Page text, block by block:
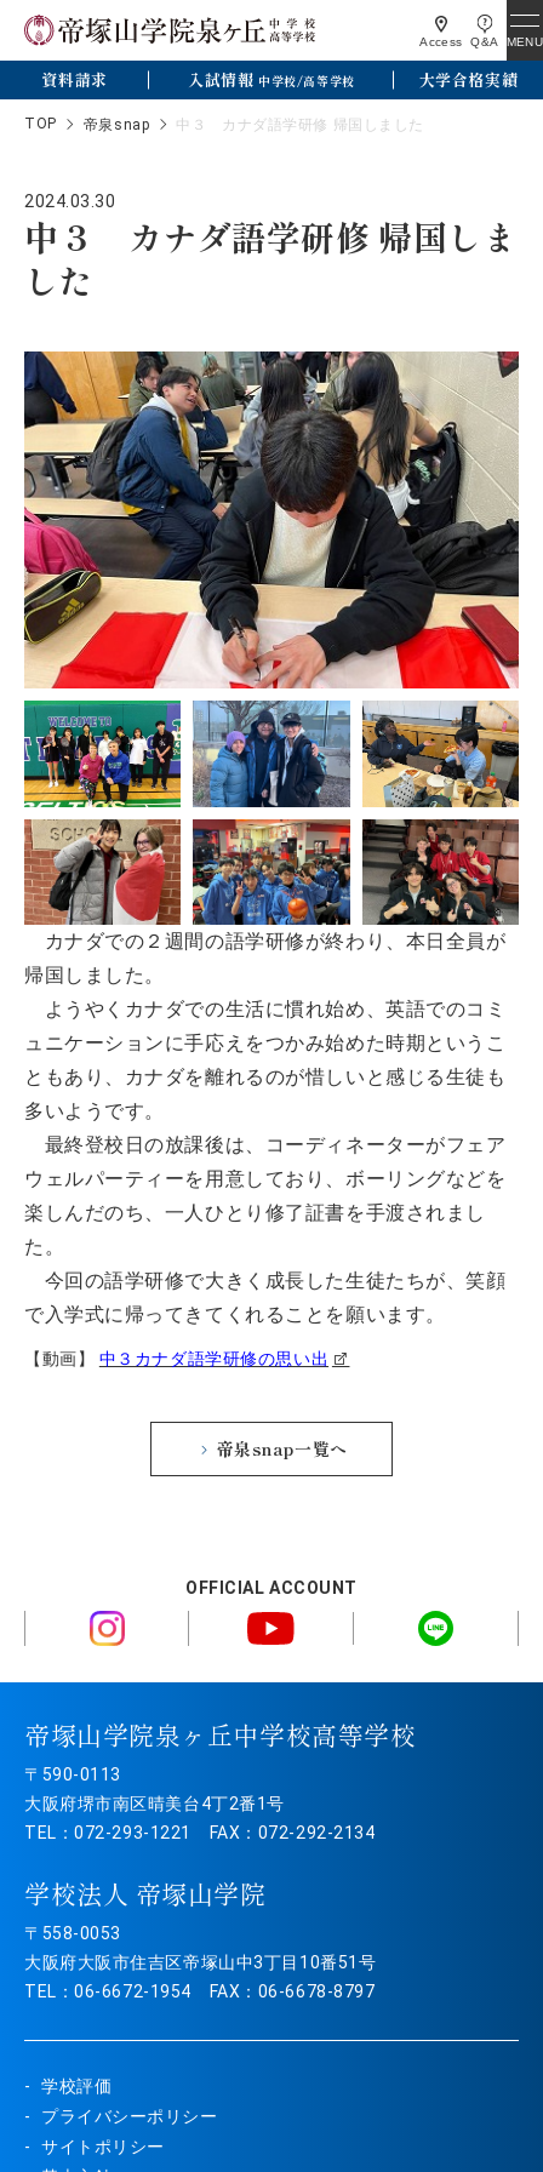
Access Q&A MENU
資料請求 入試情報 中学校/高等学校 大学合格実績
TOP 帝泉snap 中３ カナダ語学研修 帰国しました
2024.03.30
中３ カナダ語学研修 帰国しま
した
カナダでの２週間の語学研修が終わり、本日全員が
帰国しました。
ようやくカナダでの生活に慣れ始め、英語でのコミ
ュニケーションに手応えをつかみ始めた時期というこ
ともあり、カナダを離れるのが惜しいと感じる生徒も
多いようです。
最終登校日の放課後は、コーディネーターがフェア
ウェルパーティーを用意しており、ボーリングなどを
楽しんだのち、一人ひとり修了証書を手渡されまし
た。
今回の語学研修で大きく成長した生徒たちが、笑顔
で入学式に帰ってきてくれることを願います。
【動画】 中３カナダ語学研修の思い出
帝泉snap一覧へ
OFFICIAL ACCOUNT
帝塚山学院泉ヶ丘中学校高等学校
〒590-0113
大阪府堺市南区晴美台4丁2番1号
TEL：072-293-1221 FAX：072-292-2134
学校法人 帝塚山学院
〒558-0053
大阪府大阪市住吉区帝塚山中3丁目10番51号
TEL：06-6672-1954 FAX：06-6678-8797
学校評価
プライバシーポリシー
サイトポリシー